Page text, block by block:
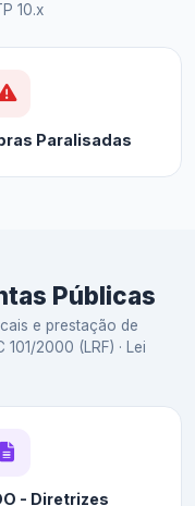
10.x
Paralisadas
Públicas
e prestação de
2000 (LRF) · Lei
- Diretrizes